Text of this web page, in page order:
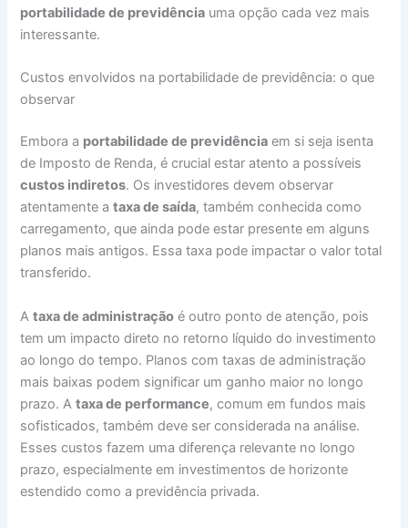
portabilidade de previdência uma opção cada vez mais
interessante.
Custos envolvidos na portabilidade de previdência: o que
observar
Embora a portabilidade de previdência em si seja isenta
de Imposto de Renda, é crucial estar atento a possíveis
custos indiretos. Os investidores devem observar
atentamente ataxa de saída, também conhecida como
carregamento, que ainda pode estar presente em alguns
planos mais antigos. Essa taxa pode impactar o valor total
transferido.
Ataxa de administração é outro ponto de atenção, pois
tem um impacto direto no retorno líquido do investimento
ao longo do tempo. Planos com taxas de administração
mais baixas podem significar um ganho maior no longo
prazo. Ataxa de performance, comum em fundos mais
sofisticados, também deve ser considerada na análise.
Esses custos fazem uma diferença relevante no longo
prazo, especialmente em investimentos de horizonte
estendido como a previdência privada.